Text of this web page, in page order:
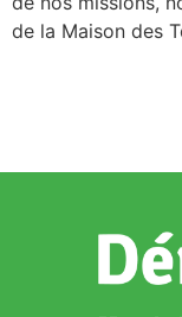
de la Maison des